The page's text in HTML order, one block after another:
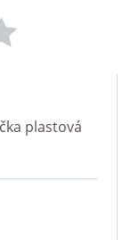
plastová